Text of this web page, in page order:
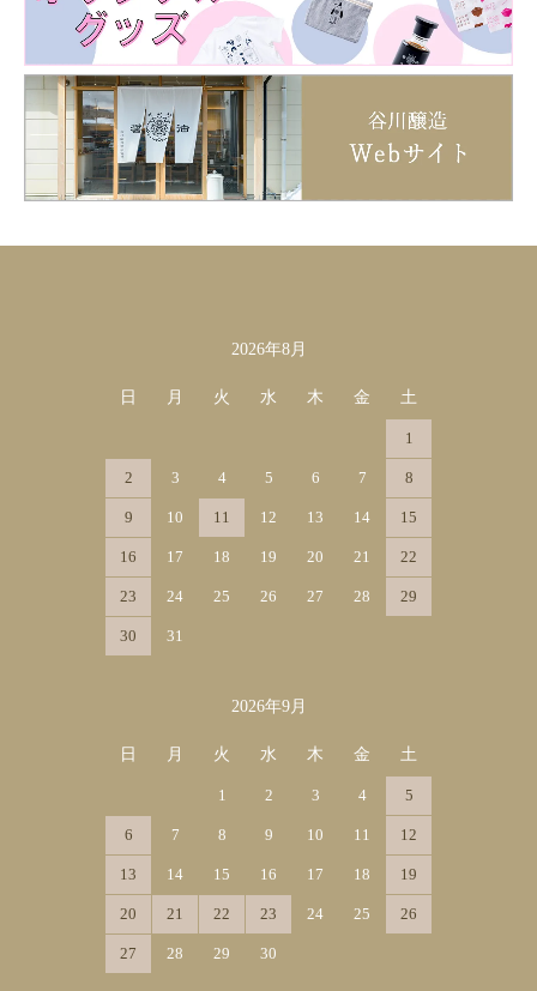
2026年8月
日 月 火 水 木 金 土
1
2 3 4 5 6 7 8
9 10 11 12 13 14 15
16 17 18 19 20 21 22
23 24 25 26 27 28 29
30 31
2026年9月
日 月 火 水 木 金 土
1 2 3 4 5
6 7 8 9 10 11 12
13 14 15 16 17 18 19
20 21 22 23 24 25 26
27 28 29 30